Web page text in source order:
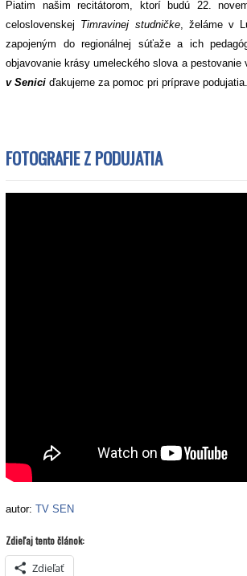
Piatim našim recitátorom, ktorí budú 22.
celoslovenskej Timravinej studničke, želáme v
zapojeným do regionálnej súťaže a ich
objavovanie krásy umeleckého slova a
v Senici ďakujeme za pomoc pri príprave podujatia.
FOTOGRAFIE Z PODUJATIA
autor: TV SEN
Zdieľaj tento článok:
Zdieľať